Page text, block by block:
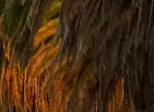
online
Tus